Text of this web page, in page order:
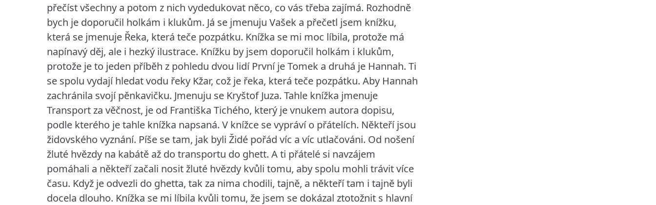
přečíst všechny a potom z nich vydedukovat něco, co vás třeba zajímá. Rozhodně
bych je doporučil holkám i klukům. Já se jmenuju Vašek a přečetl jsem knížku,
která se jmenuje Řeka, která teče pozpátku. Knížka se mi moc líbila, protože má
napínavý děj, ale i hezký ilustrace. Knížku by jsem doporučil holkám i klukům,
protože je to jeden příběh z pohledu dvou lidí První je Tomek a druhá je Hannah. Ti
se spolu vydají hledat vodu řeky Kžar, což je řeka, která teče pozpátku. Aby Hannah
zachránila svojí pěnkavičku. Jmenuju se Kryštof Juza. Tahle knížka jmenuje
Transport za věčnost, je od Františka Tichého, který je vnukem autora dopisu,
podle kterého je tahle knížka napsaná. V knížce se vypráví o přátelích. Někteří jsou
židovského vyznání. Píše se tam, jak byli Židé pořád víc a víc utlačováni. Od nošení
žluté hvězdy na kabátě až do transportu do ghett. A ti přátelé si navzájem
pomáhali a někteří začali nosit žluté hvězdy kvůli tomu, aby spolu mohli trávit více
času. Když je odvezli do ghetta, tak za nima chodili, tajně, a někteří tam i tajně byli
docela dlouho. Knížka se mi líbila kvůli tomu, že jsem se dokázal ztotožnit s hlavní